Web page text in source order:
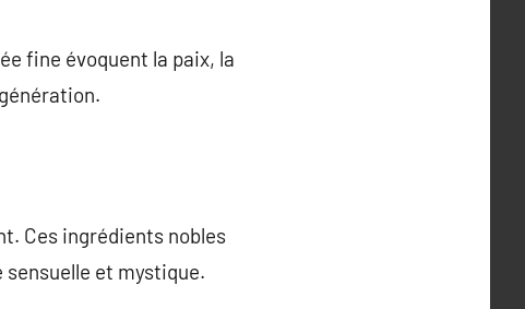
fine évoquent la paix, la
Ces ingrédients nobles
et mystique.